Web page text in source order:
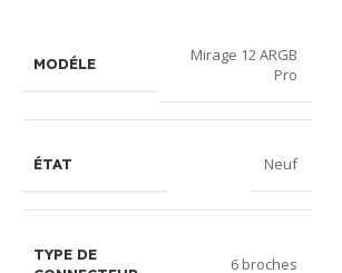
MODÉLE
Mirage 12 ARGB
Pro
ÉTAT Neuf
TYPE DE
6 broches